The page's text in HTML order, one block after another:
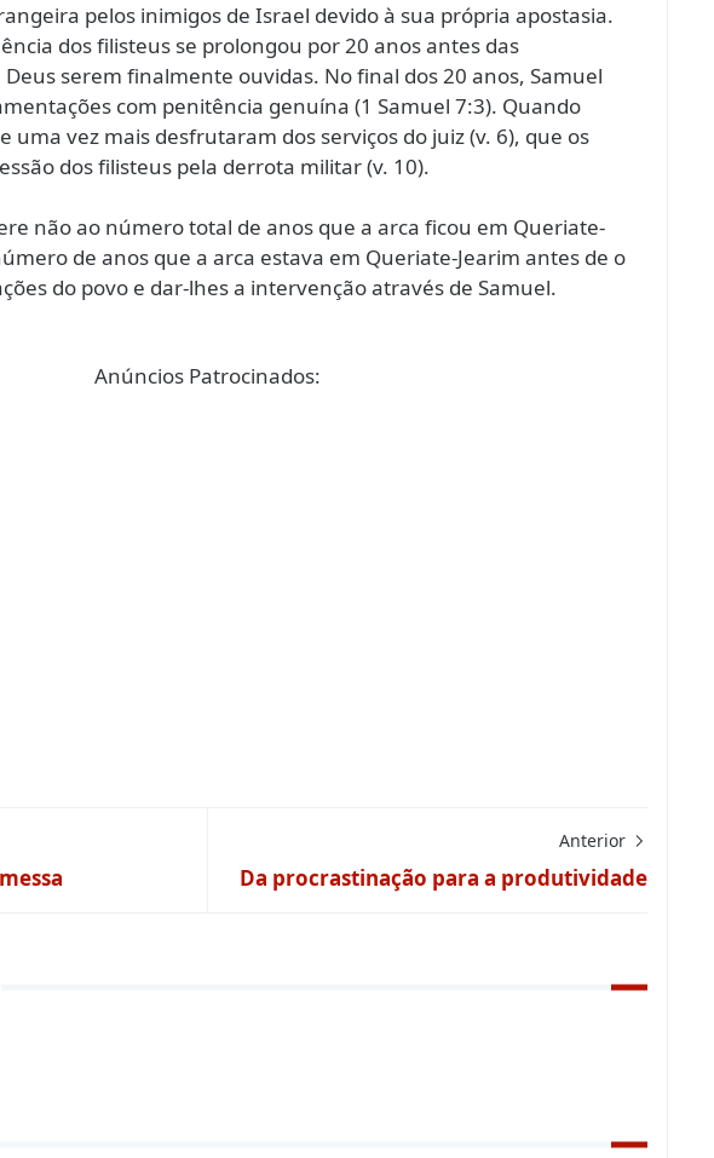
pelos inimigos de Israel devido à sua própria apostasia.
dos filisteus se prolongou por 20 anos antes das
serem finalmente ouvidas. No final dos 20 anos, Samuel
com penitência genuína (1 Samuel 7:3). Quando
uma vez mais desfrutaram dos serviços do juiz (v. 6), que os
dos filisteus pela derrota militar (v. 10).
não ao número total de anos que a arca ficou em Queriate-
de anos que a arca estava em Queriate-Jearim antes de o
do povo e dar-lhes a intervenção através de Samuel.
Anúncios Patrocinados:
Anterior
Da procrastinação para a produtividade